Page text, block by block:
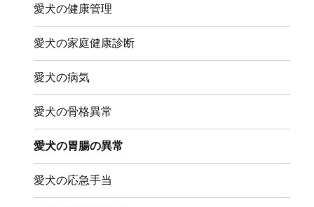
開
愛犬の健康管理
愛犬の家庭健康診断
愛犬の病気
愛犬の骨格異常
愛犬の胃腸の異常
愛犬の応急手当